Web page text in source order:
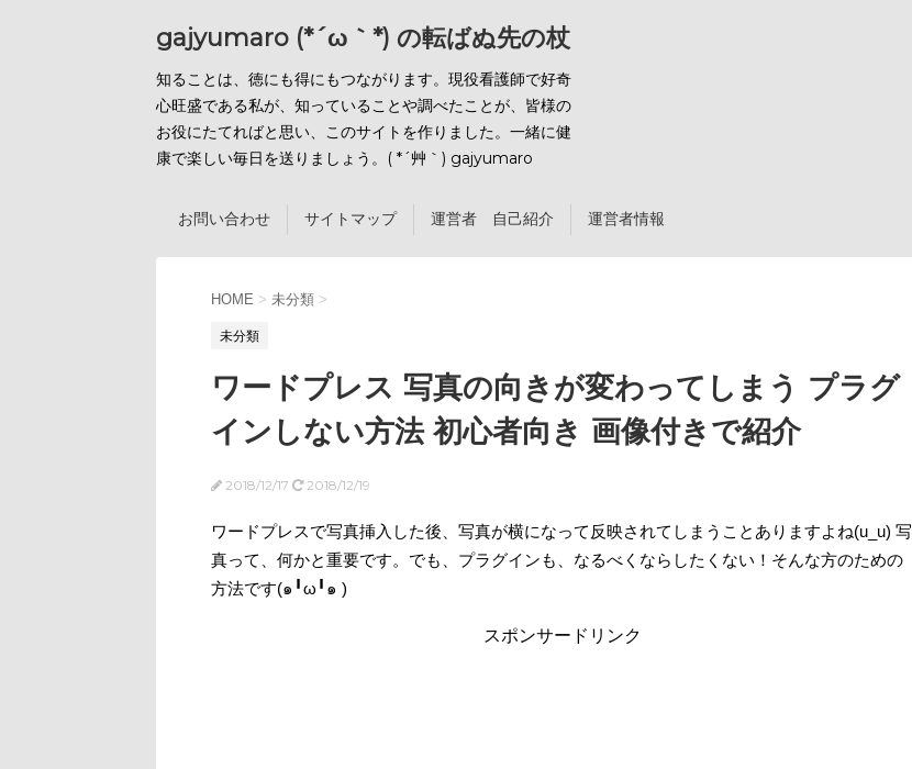
gajyumaro (*´ω｀*) の転ばぬ先の杖
知ることは、徳にも得にもつながります。現役看護師で好奇
心旺盛である私が、知っていることや調べたことが、皆様の
お役にたてればと思い、このサイトを作りました。一緒に健
康で楽しい毎日を送りましょう。( *´艸｀) gajyumaro
お問い合わせ サイトマップ 運営者 自己紹介 運営者情報
HOME > 未分類 >
未分類
ワードプレス 写真の向きが変わってしまう プラグ
インしない方法 初心者向き 画像付きで紹介
2018/12/17 2018/12/19
ワードプレスで写真挿入した後、写真が横になって反映されてしまうことありますよね(u_u) 写
真って、何かと重要です。でも、プラグインも、なるべくならしたくない！そんな方のための
方法です(๑╹ω╹๑ )
スポンサードリンク